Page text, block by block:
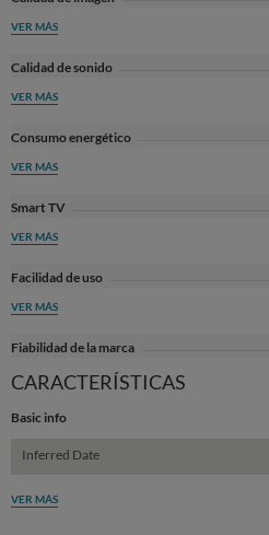
VER MÁS
Calidad de sonido
VER MÁS
Consumo energético
VER MÁS
Smart TV
VER MÁS
Facilidad de uso
VER MÁS
Fiabilidad de la marca
CARACTERÍSTICAS
Basic info
Inferred Date
VER MÁS